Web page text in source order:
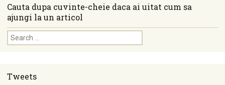
Cauta dupa cuvinte-cheie daca ai uitat cum sa
ajungi la un articol
Search for:
Tweets